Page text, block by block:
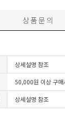
상품문의
상세설명 참조
50,000원 이상 구매
상세설명 참조